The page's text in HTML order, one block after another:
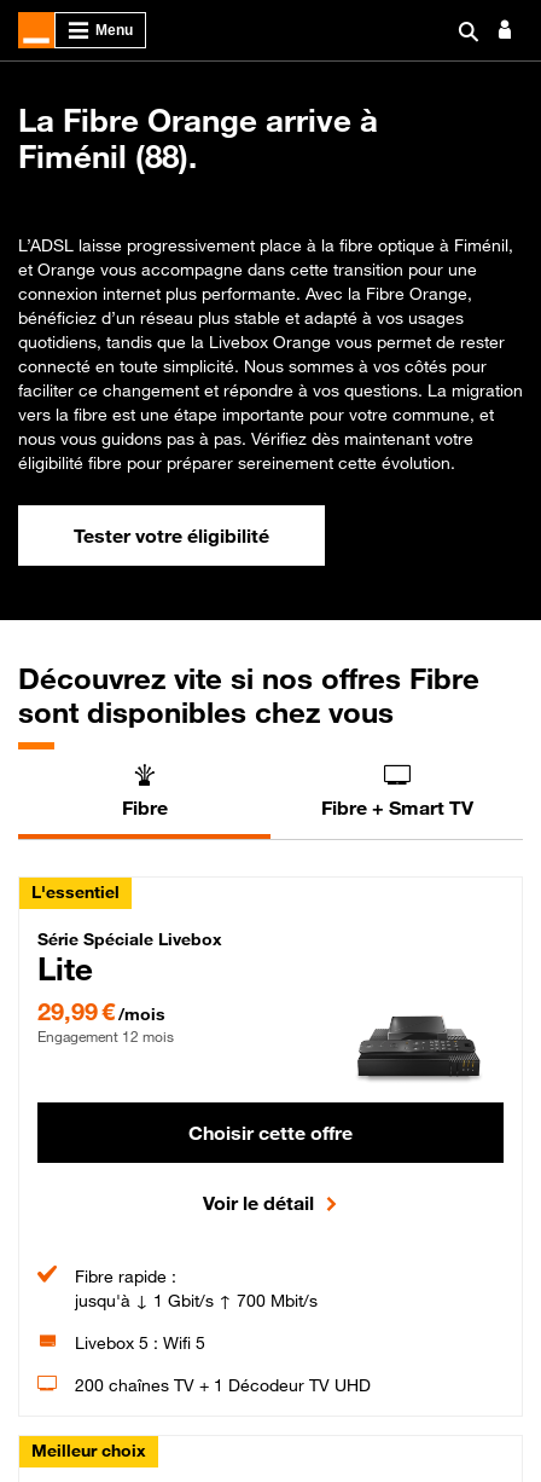
La Fibre Orange arrive à
Fiménil (88).
L’ADSL laisse progressivement place à la fibre optique à Fiménil,
et Orange vous accompagne dans cette transition pour une
connexion internet plus performante. Avec la Fibre Orange,
bénéficiez d’un réseau plus stable et adapté à vos usages
quotidiens, tandis que la Livebox Orange vous permet de rester
connecté en toute simplicité. Nous sommes à vos côtés pour
faciliter ce changement et répondre à vos questions. La migration
vers la fibre est une étape importante pour votre commune, et
nous vous guidons pas à pas. Vérifiez dès maintenant votre
éligibilité fibre pour préparer sereinement cette évolution.
Tester votre éligibilité
Découvrez vite si nos offres Fibre
sont disponibles chez vous
Fibre Fibre + Smart TV
L'essentiel
Série Spéciale Livebox Lite Fibre
Série Spéciale Livebox
Lite
29,99 €/mois
Engagement 12 mois
Choisir cette offre
Voir le détail
Fibre rapide :
jusqu'à ↓ 1 Gbit/s ↑ 700 Mbit/s
Livebox 5 : Wifi 5
200 chaînes TV + 1 Décodeur TV UHD
Meilleur choix